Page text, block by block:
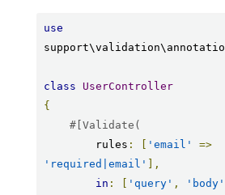
use
class
UserController
{
#[Validate(
        rules
: [ 'email'
=>
'required|email' ],
in : [ 'query' , 'body'